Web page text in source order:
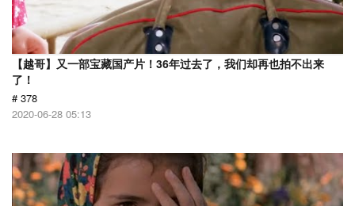
【越哥】又一部宝藏国产片！36年过去了，我们却再也拍不出来
了！
# 378
2020-06-28 05:13